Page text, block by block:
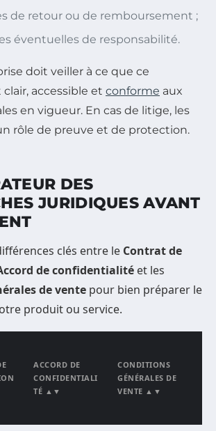
de retour ou de remboursement ;
éventuelles de responsabilité.
doit veiller à ce que ce
accessible et conforme aux
en vigueur. En cas de litige, les
rôle de preuve et de protection.
DES
JURIDIQUES AVANT
clés entre le Contrat de
de confidentialité et les
de vente pour bien préparer le
produit ou service.
ACCORD DE
CONFIDENTIALI
TÉ ▲▼
CONDITIONS
GÉNÉRALES DE
VENTE ▲▼